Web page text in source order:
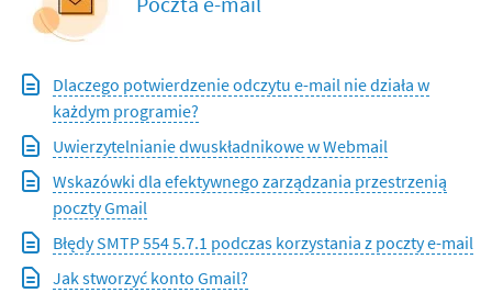
Dlaczego potwierdzenie odczytu e-mail nie działa w
każdym programie?
Uwierzytelnianie dwuskładnikowe w Webmail
Wskazówki dla efektywnego zarządzania przestrzenią
poczty Gmail
Błędy SMTP 554 5.7.1 podczas korzystania z poczty e-mail
Jak stworzyć konto Gmail?